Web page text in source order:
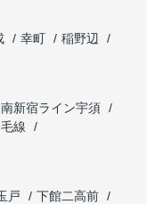
幸町
稲野辺
新宿ライン宇須
線
戸
下館二高前